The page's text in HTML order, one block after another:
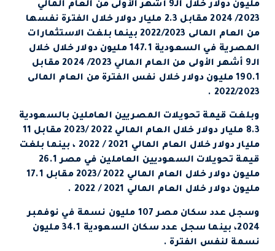
مليون دولار خلال الـ9 أشهر الأولى من العام المالي
2023/ 2024 مقابل 2.3 مليار دولار خلال الفترة نفسها
من العام المالى 2022/2023 بينما بلغت الاستثمارات
المصرية في السعودية 147.1 مليون دولار خلال خلال
الـ9 أشهر الأولى من العام المالي 2023/ 2024 مقابل
190.1 مليون دولار خلال نفس الفترة من العام المالى
2022/2023 .
وبلغت قيمة تحويلات المصريين العاملين بالسعودية
8.3 مليار دولار خلال العام المالي 2022 /2023 مقابل 11
مليار دولار خلال العام المالي 2021 / 2022 ، بينما بلغت
قيمة تحويلات السعوديين العاملين في مصر 26.1
مليون دولار خلال العام المالي 2022 /2023 مقابل 17.1
مليون دولار خلال العام المالي 2021 / 2022 .
وسجل عدد سكان مصر 107 مليون نسمة في نوفمبر
2024، بينما سجل عدد سكان السعودية 34.1 مليون
نسمة لنفس الفترة .